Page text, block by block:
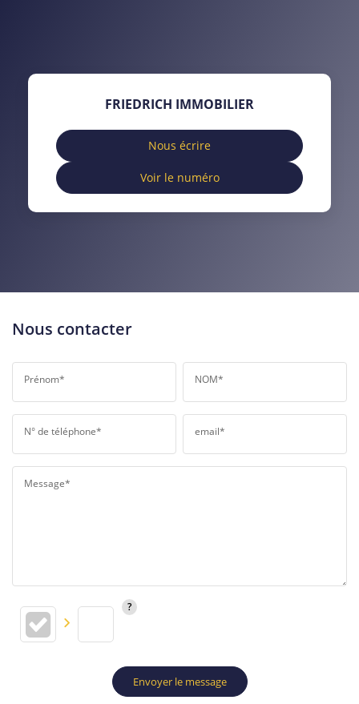
VOITURE
DISTANCE DE L'AÉROPORT : SUPERFICIE :
RÉSULTATS DES LYCÉES ECOLES ET CRÈCHES
FRIEDRICH IMMOBILIER
Nous écrire
Voir le numéro
Nous contacter
Prénom* NOM*
N° de téléphone* email*
Message*
Envoyer le message